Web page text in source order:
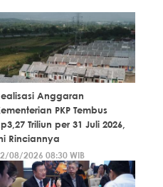
Anggaran
PKP Tembus
Triliun per 31 Juli 2026,
Rinciannya
08/2026 08:30 WIB